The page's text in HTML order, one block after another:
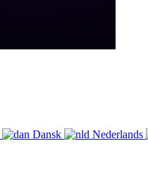
Dansk Nederlands